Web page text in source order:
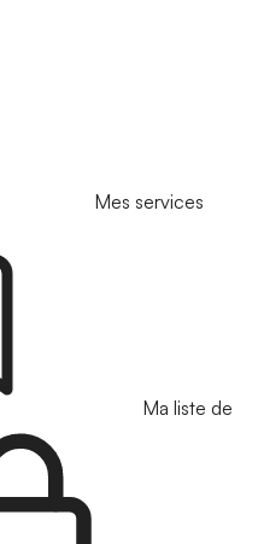
Mes services
Ma liste de